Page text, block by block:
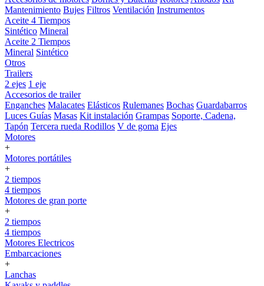
Mantenimiento Bujes Filtros Ventilación Instrumentos
Aceite 4 Tiempos
Sintético Mineral
Aceite 2 Tiempos
Mineral Sintético
Otros
Trailers
2 ejes 1 eje
Accesorios de trailer
Enganches Malacates Elásticos Rulemanes Bochas Guardabarros
Luces Guías Masas Kit instalación Grampas Soporte, Cadena,
Tapón Tercera rueda Rodillos V de goma Ejes
Motores
+
Motores portátiles
+
2 tiempos
4 tiempos
Motores de gran porte
+
2 tiempos
4 tiempos
Motores Electricos
Embarcaciones
+
Lanchas